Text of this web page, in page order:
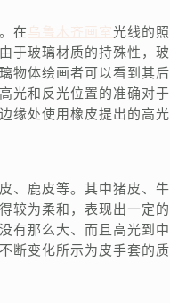
在乌鲁木齐画室光线的照
于玻璃材质的持殊性，玻
物体绘画者可以看到其后
光和反光位置的准确对于
缘处使用橡皮提出的高光
、鹿皮等。其中猪皮、牛
较为柔和，表现出一定的
有那么大、而且高光到中
断变化所示为皮手套的质